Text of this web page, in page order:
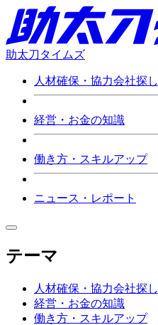
助太刀タイムズ
人材確保・協力会社探し
経営・お金の知識
働き方・スキルアップ
ニュース・レポート
テーマ
人材確保・協力会社探し
経営・お金の知識
働き方・スキルアップ